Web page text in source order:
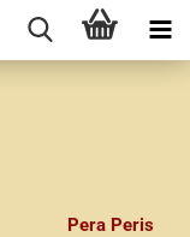
Pera Peris